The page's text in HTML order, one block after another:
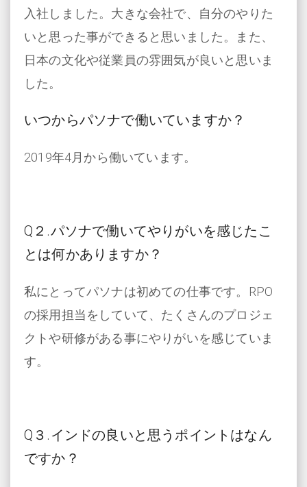
入社しました。大きな会社で、自分のやりた
いと思った事ができると思いました。また、
日本の文化や従業員の雰囲気が良いと思いま
した。
いつからパソナで働いていますか？
2019年4月から働いています。
Q ２.パソナで働いてやりがいを感じたこ
とは何かありますか？
私にとってパソナは初めての仕事です。RPO
の採用担当をしていて、たくさんのプロジェ
クトや研修がある事にやりがいを感じていま
す。
Q ３.インドの良いと思うポイントはなん
ですか？